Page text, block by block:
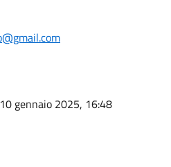
gennaio 2025, 16:48